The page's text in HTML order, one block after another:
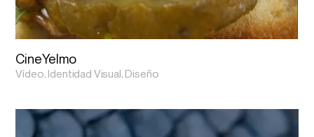
CineYelmo
Vídeo, Identidad Visual, Diseño